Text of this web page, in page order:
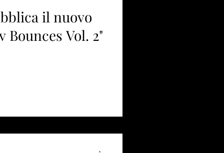
il nuovo
Bounces Vol. 2"